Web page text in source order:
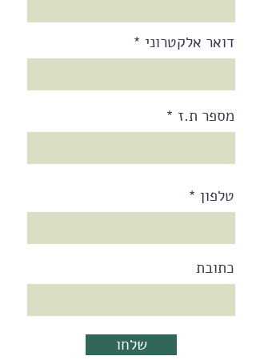
דואר אלקטרוני
מספר ת.ז
טלפון
כתובת
שלחו